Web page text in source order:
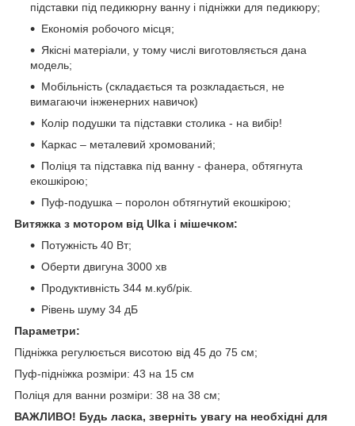
підставки під педикюрну ванну і підніжки для педикюру;
Економія робочого місця;
Якісні матеріали, у тому числі виготовляється дана
модель;
Мобільність (складається та розкладається, не
вимагаючи інженерних навичок)
Колір подушки та підставки столика - на вибір!
Каркас – металевий хромований;
Поліця та підставка під ванну - фанера, обтягнута
екошкірою;
Пуф-подушка – поролон обтягнутий екошкірою;
Витяжка з мотором від Ulka і мішечком:
Потужність 40 Вт;
Оберти двигуна 3000 хв
Продуктивність 344 м.куб/рік.
Рівень шуму 34 дБ
Параметри:
Підніжка регулюється висотою від 45 до 75 см;
Пуф-підніжка розміри: 43 на 15 см
Поліця для ванни розміри: 38 на 38 см;
ВАЖЛИВО! Будь ласка, зверніть увагу на необхідні для